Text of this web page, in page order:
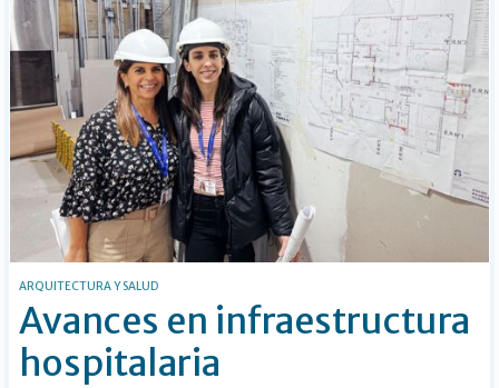
ARQUITECTURA Y SALUD
Avances en infraestructura
hospitalaria